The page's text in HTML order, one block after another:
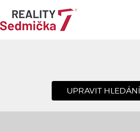
UPRAVIT HLEDÁNÍ